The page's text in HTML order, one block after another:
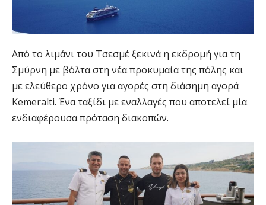
Από το λιμάνι του Τσεσμέ ξεκινά η εκδρομή για τη
Σμύρνη με βόλτα στη νέα προκυμαία της πόλης και
με ελεύθερο χρόνο για αγορές στη διάσημη αγορά
Kemeralti. Ένα ταξίδι με εναλλαγές που αποτελεί μία
ενδιαφέρουσα πρόταση διακοπών.